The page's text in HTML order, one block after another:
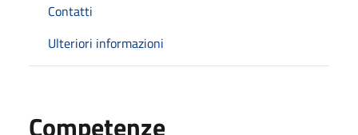
Contatti
Ulteriori informazioni
Competenze